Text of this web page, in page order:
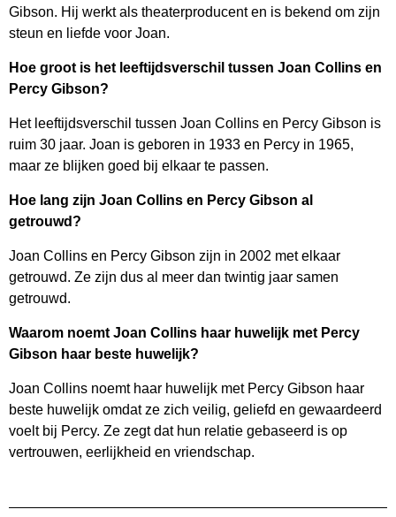
Gibson. Hij werkt als theaterproducent en is bekend om zijn
steun en liefde voor Joan.
Hoe groot is het leeftijdsverschil tussen Joan Collins en
Percy Gibson?
Het leeftijdsverschil tussen Joan Collins en Percy Gibson is
ruim 30 jaar. Joan is geboren in 1933 en Percy in 1965,
maar ze blijken goed bij elkaar te passen.
Hoe lang zijn Joan Collins en Percy Gibson al
getrouwd?
Joan Collins en Percy Gibson zijn in 2002 met elkaar
getrouwd. Ze zijn dus al meer dan twintig jaar samen
getrouwd.
Waarom noemt Joan Collins haar huwelijk met Percy
Gibson haar beste huwelijk?
Joan Collins noemt haar huwelijk met Percy Gibson haar
beste huwelijk omdat ze zich veilig, geliefd en gewaardeerd
voelt bij Percy. Ze zegt dat hun relatie gebaseerd is op
vertrouwen, eerlijkheid en vriendschap.